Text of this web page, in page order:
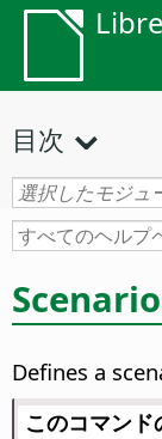
目次
Defines a
このコマンド